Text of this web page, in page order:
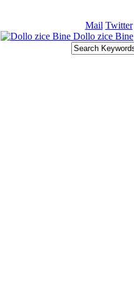
Mail Twitter
Dollo zice Bine